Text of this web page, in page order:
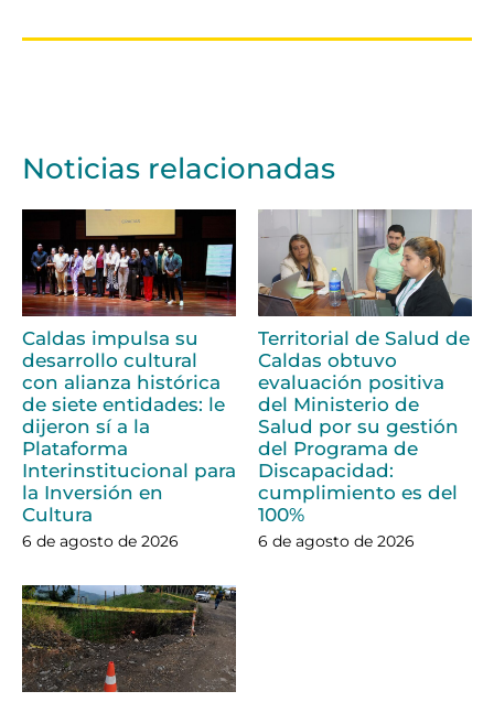
Noticias relacionadas
Caldas impulsa su
desarrollo cultural
con alianza histórica
de siete entidades: le
dijeron sí a la
Plataforma
Interinstitucional para
la Inversión en
Cultura
6 de agosto de 2026
Territorial de Salud de
Caldas obtuvo
evaluación positiva
del Ministerio de
Salud por su gestión
del Programa de
Discapacidad:
cumplimiento es del
100%
6 de agosto de 2026